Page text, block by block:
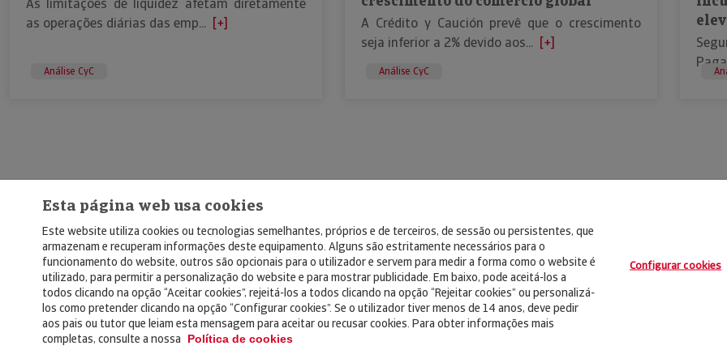
As limitações de liquidez afetam diretamente
as operações diárias das emp... [+]
Análise CyC
A Crédito y Caución prevê que o crescimento
seja inferior a 2% devido aos... [+]
Análise CyC
© Copyright 2026, Crédito y Caución Aviso Legal Política de Privacidad
Esta página web usa cookies
Este website utiliza cookies ou tecnologias semelhantes, próprios e de terceiros, de sessão ou persistentes, que
armazenam e recuperam informações deste equipamento. Alguns são estritamente necessários para o
funcionamento do website, outros são opcionais para o utilizador e servem para medir a forma como o website é
utilizado, para permitir a personalização do website e para mostrar publicidade. Em baixo, pode aceitá-los a
todos clicando na opção “Aceitar cookies”, rejeitá-los a todos clicando na opção “Rejeitar cookies” ou personalizá-
los como pretender clicando na opção “Configurar cookies”. Se o utilizador tiver menos de 14 anos, deve pedir
aos pais ou tutor que leiam esta mensagem para aceitar ou recusar cookies. Para obter informações mais
completas, consulte a nossa
Política de cookies
Configurar cookies